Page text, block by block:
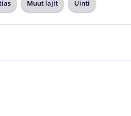
Muut lajit Uinti